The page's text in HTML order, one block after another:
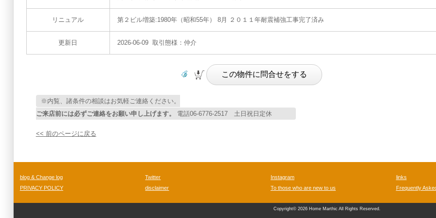
リニュアル 第２ビル増築:1980年（昭和55年） 8月 ２０１１年耐震補強工事完了済み
更新日 2026-06-09 取引態様：仲介
※内覧、諸条件の相談はお気軽ご連絡ください。
ご来店前には必ずご連絡をお願い申し上げます。 電話06-6776-2517 土日祝日定休
<< 前のページに戻る
blog & Change log
PRIVACY POLICY
Twitter
disclaimer
Instagram
To those who are new to us
links
Frequently
Copyright© 2026 Home Marthic All Rights Reserved.